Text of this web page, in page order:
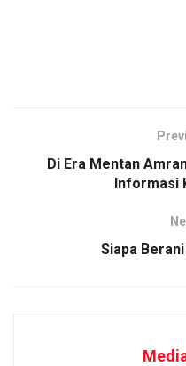
Di Era Mentan
Informasi
Siapa